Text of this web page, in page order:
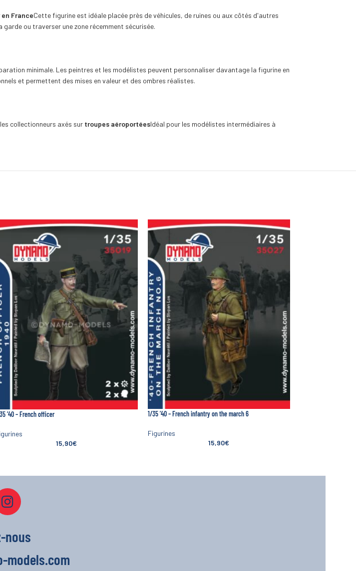
FranceCette figurine est idéale placée près de véhicules, de ruines ou aux côtés d'autres
ou traverser une zone récemment sécurisée.
minimale. Les peintres et les modélistes peuvent personnaliser davantage la figurine en
et permettent des mises en valeur et des ombres réalistes.
collectionneurs axés sur troupes aéroportéesIdéal pour les modélistes intermédiaires à
’40 – French officer
15,90€
1/35 ’40 – French infantry on the march 6
Figurines
15,90€
nous
models.com